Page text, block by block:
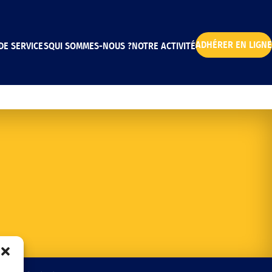
SERVICESQUI SOMMES-NOUS ?NOTRE ACTIVITÉADHÉRER EN LIGNE